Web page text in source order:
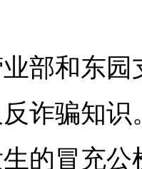
部和东
诈骗知
的冒充